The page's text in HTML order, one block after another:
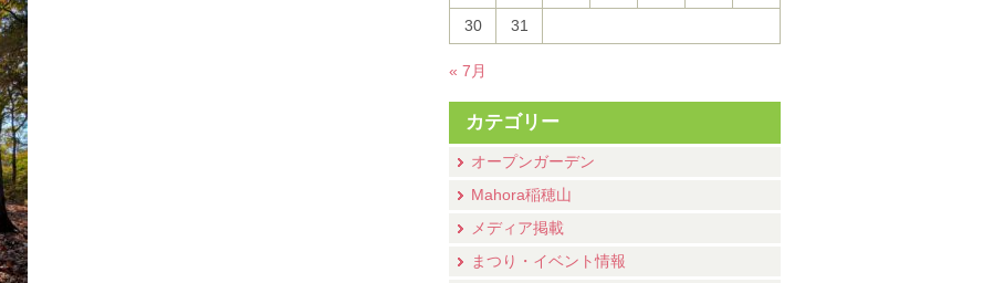
30
31
« 7月
カテゴリー
オープンガーデン
Mahora稲穂山
メディア掲載
まつり・イベント情報